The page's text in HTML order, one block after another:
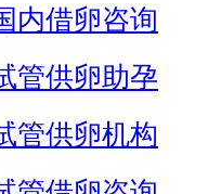
内借卵咨询
管供卵助孕
管供卵机构